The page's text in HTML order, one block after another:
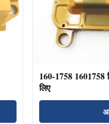
160-1758
लिए